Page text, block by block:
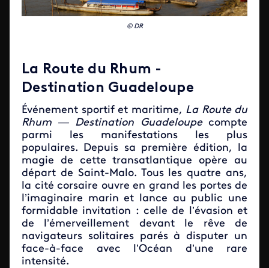
© DR
La Route du Rhum -
Destination Guadeloupe
Événement sportif et maritime, La Route du
Rhum — Destination Guadeloupecompte
parmi les manifestations les plus
populaires. Depuis sa première édition, la
magie de cette transatlantique opère au
départ de Saint-Malo. Tous les quatre ans,
la cité corsaire ouvre en grand les portes de
l’imaginaire marin et lance au public une
formidable invitation : celle de l’évasion et
de l’émerveillement devant le rêve de
navigateurs solitaires parés à disputer un
face-à-face avec l’Océan d’une rare
intensité.